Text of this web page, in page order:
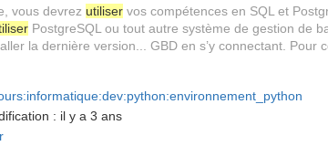
vous devrez utiliser vos compétences en SQL et
PostgreSQL ou tout autre système de gestion de
la dernière version... GBD en s’y connectant. Pour
: il y a 3 ans